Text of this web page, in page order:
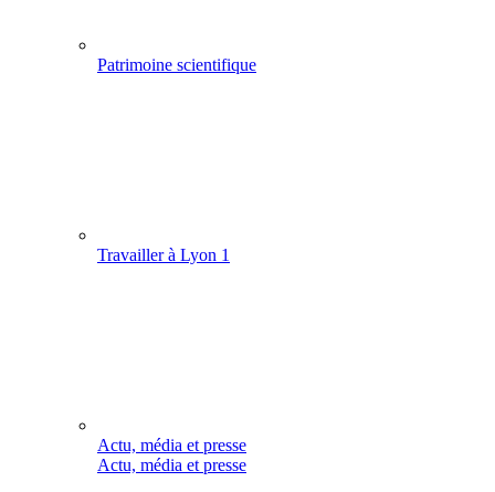
Patrimoine scientifique
Travailler à Lyon 1
Actu, média et presse
Actu, média et presse